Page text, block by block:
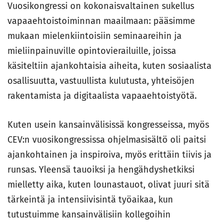
Vuosikongressi on kokonaisvaltainen sukellus
vapaaehtoistoiminnan maailmaan: pääsimme
mukaan mielenkiintoisiin seminaareihin ja
mieliinpainuville opintovierailuille, joissa
käsiteltiin ajankohtaisia aiheita, kuten sosiaalista
osallisuutta, vastuullista kulutusta, yhteisöjen
rakentamista ja digitaalista vapaaehtoistyötä.
Kuten usein kansainvälisissä kongresseissa, myös
CEV:n vuosikongressissa ohjelmasisältö oli paitsi
ajankohtainen ja inspiroiva, myös erittäin tiivis ja
runsas. Yleensä tauoiksi ja hengähdyshetkiksi
mielletty aika, kuten lounastauot, olivat juuri sitä
tärkeintä ja intensiivisintä työaikaa, kun
tutustuimme kansainvälisiin kollegoihin